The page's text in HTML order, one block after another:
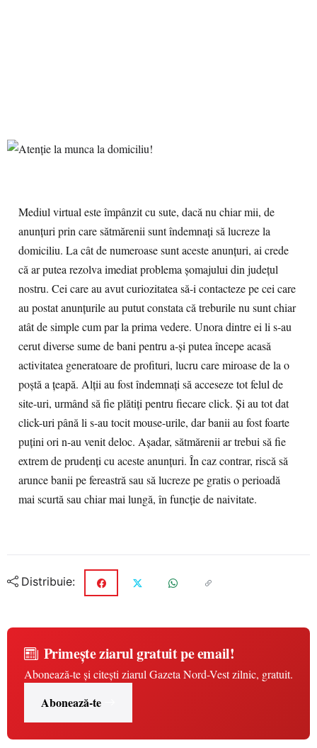
Mediul virtual este împânzit cu sute, dacă nu chiar mii, de
anunţuri prin care sătmărenii sunt îndemnaţi să lucreze la
domiciliu. La cât de numeroase sunt aceste anunţuri, ai crede
că ar putea rezolva imediat problema şomajului din judeţul
nostru. Cei care au avut curiozitatea să-i contacteze pe cei care
au postat anunţurile au putut constata că treburile nu sunt chiar
atât de simple cum par la prima vedere. Unora dintre ei li s-au
cerut diverse sume de bani pentru a-şi putea începe acasă
activitatea generatoare de profituri, lucru care miroase de la o
poştă a ţeapă. Alţii au fost îndemnaţi să acceseze tot felul de
site-uri, urmând să fie plătiţi pentru fiecare click. Şi au tot dat
click-uri până li s-au tocit mouse-urile, dar banii au fost foarte
puţini ori n-au venit deloc. Aşadar, sătmărenii ar trebui să fie
extrem de prudenţi cu aceste anunţuri. În caz contrar, riscă să
arunce banii pe fereastră sau să lucreze pe gratis o perioadă
mai scurtă sau chiar mai lungă, în funcţie de naivitate.
Distribuie:
Primește ziarul gratuit pe email!
Abonează-te și citești ziarul Gazeta Nord-Vest zilnic, gratuit.
Abonează-te